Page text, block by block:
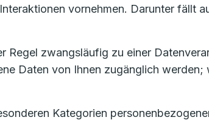
vornehmen. Darunter fällt
Regel zwangsläufig zu einer
Daten von Ihnen zugänglich
Kategorien